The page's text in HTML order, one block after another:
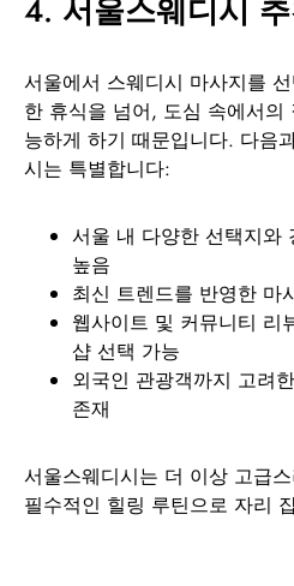
4. 서울스웨디시
서울에서 스웨디시 마사지를
한 휴식을 넘어, 도심 속에서
능하게 하기 때문입니다. 다음
시는 특별합니다:
서울 내 다양한 선택지와
높음
최신 트렌드를 반영한 마
웹사이트 및 커뮤니티 리
샵 선택 가능
외국인 관광객까지 고려
존재
서울스웨디시는 더 이상 고급
필수적인 힐링 루틴으로 자리